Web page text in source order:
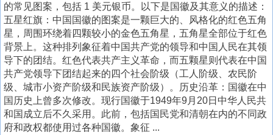
的常见图案，包括 1 美元银币。以下是国徽及其意义的描述：
五星红旗：中国国徽的图案是一颗巨大的、风格化的红色五角
星，周围环绕着四颗较小的金色五角星，五角星全部位于红色
背景上。这种排列象征着中国共产党的领导和中国人民在其领
导下的团结。红色代表共产主义革命，而五颗星则代表在中国
共产党领导下团结起来的四个社会阶级（工人阶级、农民阶
级、城市小资产阶级和民族资产​​阶级）。历史沿革：国徽在中
国历史上曾多次修改。现行国徽于1949年9月20日中华人民共
和国成立后不久采用。此前，包括国民党和清朝在内的不同政
府和政权都使用过各种国徽。象征 ...